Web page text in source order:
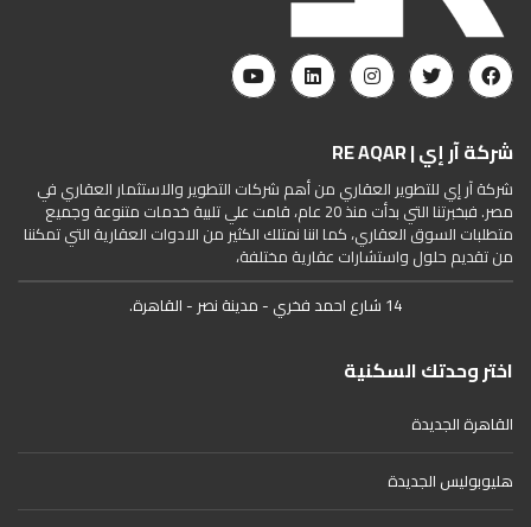
شركة آر إي | RE AQAR
شركة آر إي للتطوير العقاري من أهم شركات التطوير والاستثمار العقاري في
مصر. فبخبرتنا التي بدأت منذ 20 عام، قامت علي تلبية خدمات متنوعة وجميع
متطلبات السوق العقاري، كما اننا نمتلك الكثير من الادوات العقارية التي تمكننا
من تقديم حلول واستشارات عقارية مختلفة،
14 شارع احمد فخري - مدينة نصر - القاهرة.
اختر وحدتك السكنية
القاهرة الجديدة
هليوبوليس الجديدة